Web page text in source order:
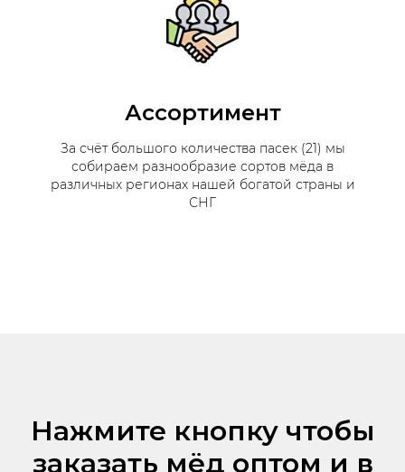
Ассортимент
За счёт большого количества пасек (21) мы
собираем разнообразие сортов мёда в
различных регионах нашей богатой страны и
СНГ
Нажмите кнопку чтобы
заказать мёд оптом и в